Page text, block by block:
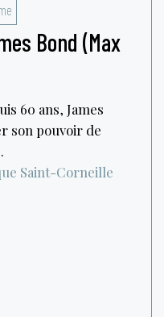
Bond (Max
60 ans, James
son pouvoir de
Saint-Corneille